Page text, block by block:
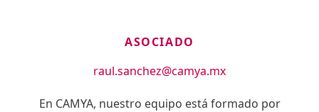
ASOCIADO
raul.sanchez@camya.mx
En CAMYA, nuestro equipo está formado por